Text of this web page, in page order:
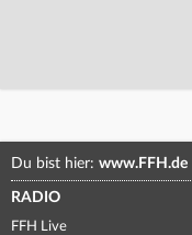
Du bist hier: www.FFH.de
RADIO
FFH Live